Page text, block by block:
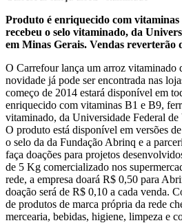
Produto é enriquecido com
recebeu o selo vitaminado, da
em Minas Gerais. Vendas reverterão
O Carrefour lança um arroz vitaminado
novidade já pode ser encontrada nas
começo de 2014 estará disponível em
enriquecido com vitaminas B1 e B9,
vitaminado, da Universidade Federal
O produto está disponível em versões
o selo da da Fundação Abrinq e a
faça doações para projetos
de 5 Kg comercializado nos
rede, a empresa doará R$ 0,50 para
doação será de R$ 0,10 a cada venda.
de produtos de marca própria da rede
mercearia, bebidas, higiene, limpeza e